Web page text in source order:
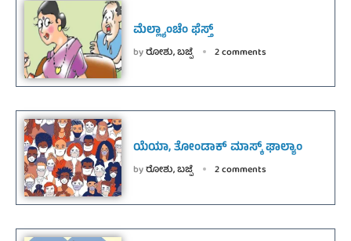
ಮೆಲ್ಲ್ಯಾಂಚೆಂ ಫೆಸ್ತ್
byರೋಶು, ಬಜ್ಪೆ 2 comments
ಯೆಯಾ, ತೋಂಡಾಕ್ ಮಾಸ್ಕ್ ಘಾಲ್ಯಾಂ
byರೋಶು, ಬಜ್ಪೆ 2 comments